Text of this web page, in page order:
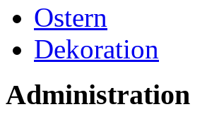
Ostern
Dekoration
Administration